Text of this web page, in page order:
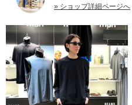
» ショップ詳細ページへ